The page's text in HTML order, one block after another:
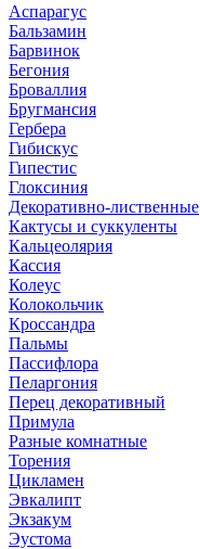
Аспарагус
Бальзамин
Барвинок
Бегония
Броваллия
Бругмансия
Гербера
Гибискус
Гипестис
Глоксиния
Декоративно-лиственные
Кактусы и суккуленты
Кальцеолярия
Кассия
Колеус
Колокольчик
Кроссандра
Пальмы
Пассифлора
Пеларгония
Перец декоративный
Примула
Разные комнатные
Торения
Цикламен
Эвкалипт
Экзакум
Эустома